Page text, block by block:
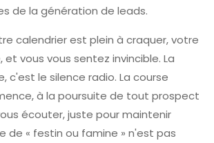
de la génération de leads.
calendrier est plein à craquer, votre
vous vous sentez invincible. La
c'est le silence radio. La course
à la poursuite de tout prospect
écouter, juste pour maintenir
de « festin ou famine » n'est pas